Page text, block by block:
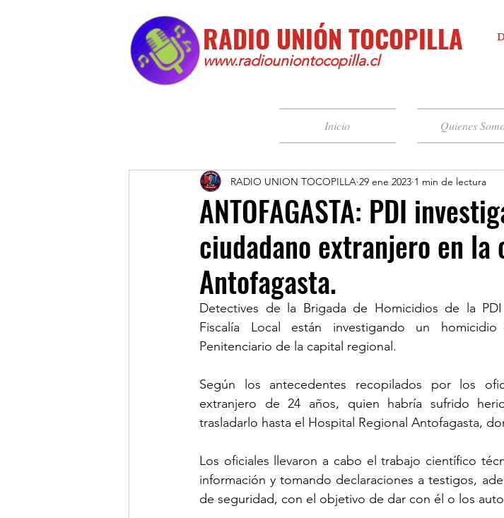
RADIO UNIÓN TOCOPILLA
www.radiouniontocopilla.cl
Inicio Quienes
ANTOFAGASTA: PDI
ciudadano extranjero en la
Antofagasta.
RADIO UNION TOCOPILLA 29 ene 2023 1 min de lectura
Detectives de la Brigada de Homicidios de la
Fiscalía Local están investigando un
Penitenciario de la capital regional.
Según los antecedentes recopilados por los
extranjero de 24 años, quien habría sufrido
trasladarlo hasta el Hospital Regional Antofagasta,
Los oficiales llevaron a cabo el trabajo científico
información y tomando declaraciones a testigos,
de seguridad, con el objetivo de dar con él o los